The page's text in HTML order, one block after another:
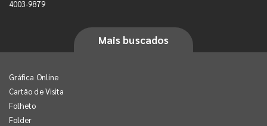
4003-9879
Mais buscados
Gráfica Online
Cartão de Visita
Folheto
Folder